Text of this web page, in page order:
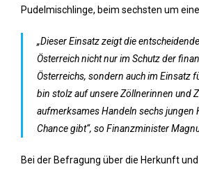
Pudelmischlinge, beim sechsten um
„Dieser Einsatz zeigt die
Österreich nicht nur im Schutz der
Österreichs, sondern auch im Einsatz
bin stolz auf unsere Zöllnerinnen und
aufmerksames Handeln sechs jungen
Chance gibt“, so Finanzminister
Bei der Befragung über die Herkunft